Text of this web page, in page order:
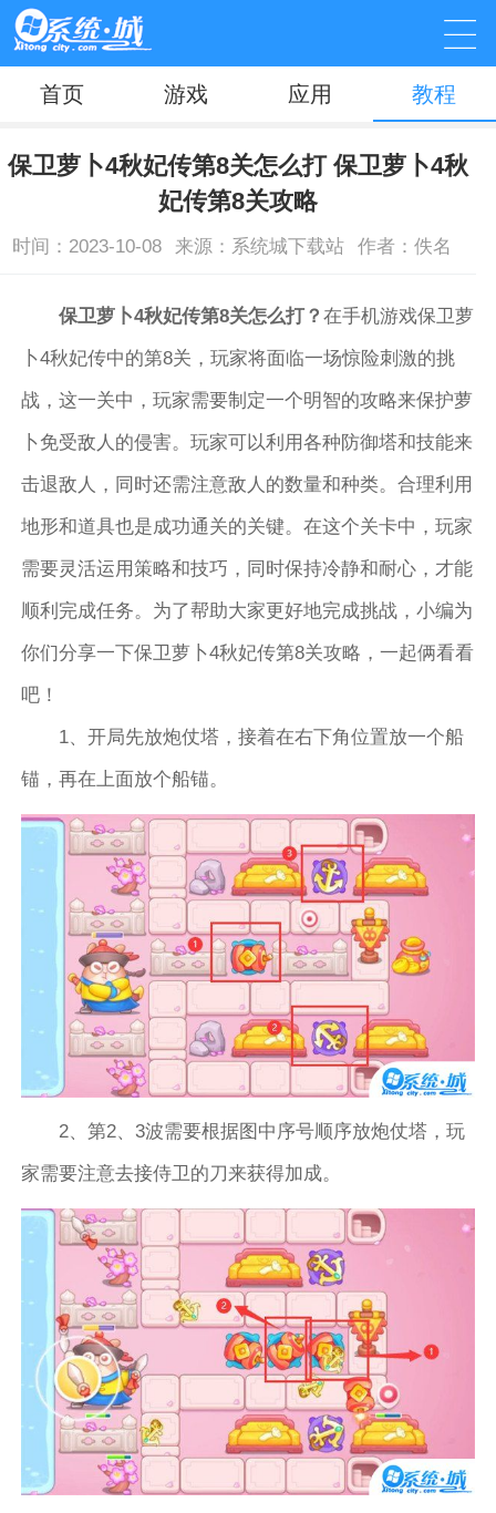
首页 游戏 应用 教程
保卫萝卜4秋妃传第8关怎么打 保卫萝卜4秋
妃传第8关攻略
时间：2023-10-08 来源：系统城下载站 作者：佚名
保卫萝卜4秋妃传第8关怎么打？在手机游戏保卫萝
卜4秋妃传中的第8关，玩家将面临一场惊险刺激的挑
战，这一关中，玩家需要制定一个明智的攻略来保护萝
卜免受敌人的侵害。玩家可以利用各种防御塔和技能来
击退敌人，同时还需注意敌人的数量和种类。合理利用
地形和道具也是成功通关的关键。在这个关卡中，玩家
需要灵活运用策略和技巧，同时保持冷静和耐心，才能
顺利完成任务。为了帮助大家更好地完成挑战，小编为
你们分享一下保卫萝卜4秋妃传第8关攻略，一起俩看看
吧！
1、开局先放炮仗塔，接着在右下角位置放一个船
锚，再在上面放个船锚。
2、第2、3波需要根据图中序号顺序放炮仗塔，玩
家需要注意去接侍卫的刀来获得加成。